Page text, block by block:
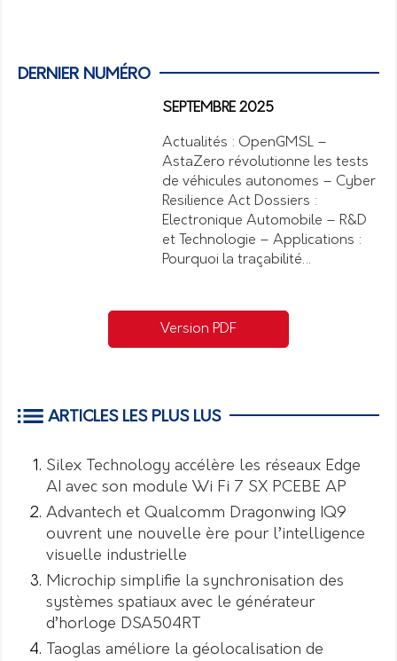
DERNIER NUMÉRO
SEPTEMBRE 2025
Actualités : OpenGMSL –
AstaZero révolutionne les tests
de véhicules autonomes – Cyber
Resilience Act Dossiers :
Electronique Automobile – R&D
et Technologie – Applications :
Pourquoi la traçabilité…
Version PDF
ARTICLES LES PLUS LUS
Silex Technology accélère les réseaux Edge
AI avec son module Wi Fi 7 SX PCEBE AP
Advantech et Qualcomm Dragonwing IQ9
ouvrent une nouvelle ère pour l’intelligence
visuelle industrielle
Microchip simplifie la synchronisation des
systèmes spatiaux avec le générateur
d’horloge DSA504RT
Taoglas améliore la géolocalisation de